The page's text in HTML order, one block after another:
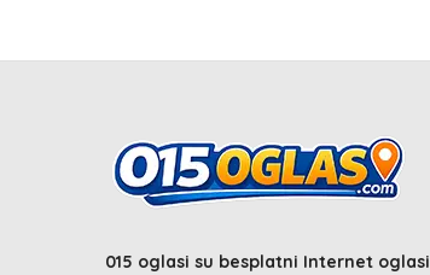
015 oglasi su besplatni Internet oglasi